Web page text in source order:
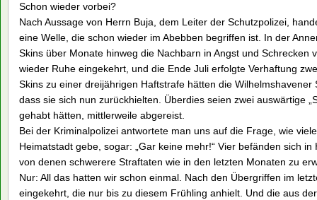
Schon wieder vorbei?
Nach Aussage von Herrn Buja, dem Leiter der Schutzpolizei,
eine Welle, die schon wieder im Abebben begriffen ist. In der
Skins über Monate hinweg die Nachbarn in Angst und Schrecken
wieder Ruhe eingekehrt, und die Ende Juli erfolgte Verhaftung
Skins zu einer dreijährigen Haftstrafe hätten die
dass sie sich nun zurückhielten. Überdies seien zwei auswärtige
gehabt hätten, mittlerweile abgereist.
Bei der Kriminalpolizei antwortete man uns auf die Frage, wie
Heimatstadt gebe, sogar: „Gar keine mehr!“ Vier befänden sich
von denen schwerere Straftaten wie in den letzten Monaten zu
Nur: All das hatten wir schon einmal. Nach den Übergriffen im
eingekehrt, die nur bis zu diesem Frühling anhielt. Und die aus